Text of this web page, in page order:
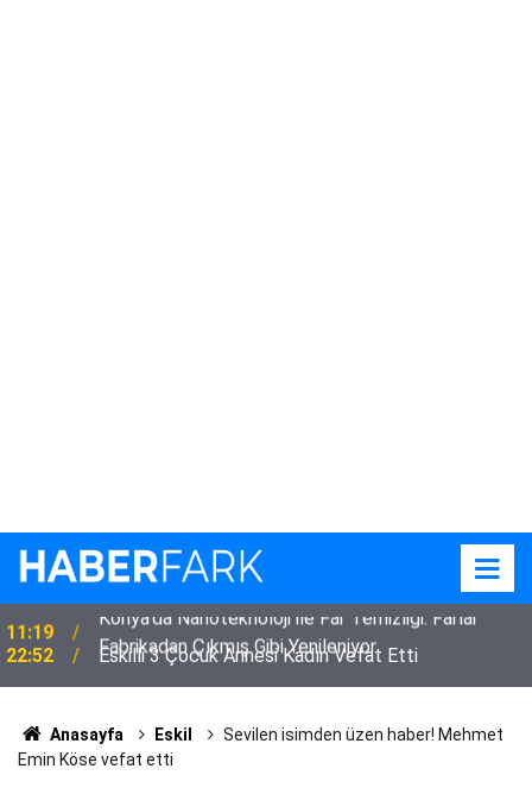
22:52 Eskilli 3 Çocuk Annesi Kadın Vefat Etti
Anasayfa Eskil
Sevilen isimden üzen haber! Mehmet
Emin Köse vefat etti